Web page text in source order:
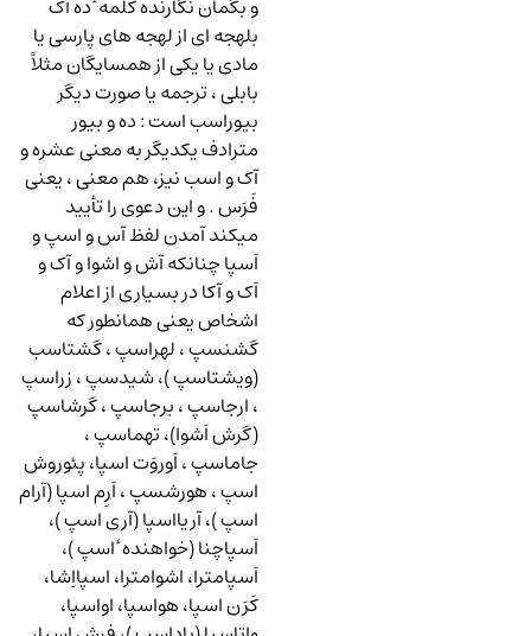
و بگمان نگارنده کلمه ٔ ده آک
بلهجه ای از لهجه های پارسی یا
مادی یا یکی از همسایگان مثلاً
بابلی ، ترجمه یا صورت دیگر
بیوراسب است : ده و بیور
مترادف یکدیگر به معنی عشره و
آک و اسب نیز، هم معنی ، یعنی
فَرَس . و این دعوی را تأیید
میکند آمدن لفظ آس و اسپ و
اَسپا چنانکه آش و اشوا و آک و
اَک و آکا در بسیاری از اعلام
اشخاص یعنی همانطور که
گشنسپ ، لهراسپ ، گشتاسب
(ویشتاسپ )، شیدسپ ، زراسپ
، ارجاسپ ، برجاسپ ، گرشاسپ
(گرش اَشوا)، تهماسپ ،
جاماسپ ، اَوروَت اسپا، پئوروش
اسپ ، هورشسپ ، اَرِم اسپا (آرام
اسپ )، آریااسپا (آری اسپ )،
اَسپاچنا (خواهنده ٔ اسپ )،
اَسپامترا، اشوامترا، اسپااِشا،
کَرَن اسپا، هواسپا، اواسپا،